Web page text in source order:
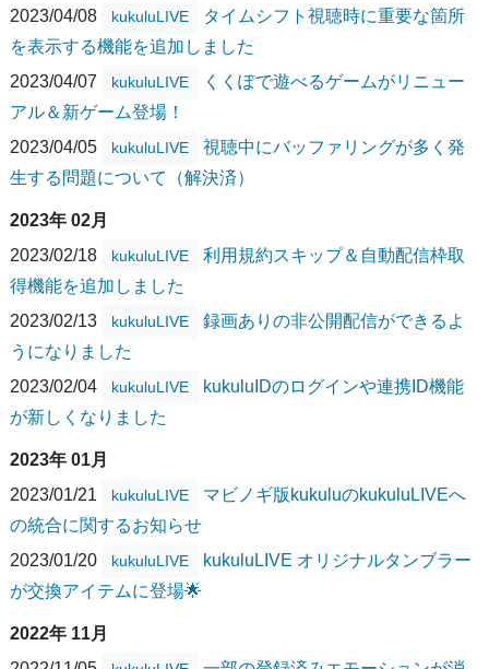
2023/04/08
kukuluLIVE
タイムシフト視聴時に重要な箇所
を表示する機能を追加しました
2023/04/07
kukuluLIVE
くくぽで遊べるゲームがリニュー
アル＆新ゲーム登場！
2023/04/05
kukuluLIVE
視聴中にバッファリングが多く発
生する問題について（解決済）
2023年 02月
2023/02/18
kukuluLIVE
利用規約スキップ＆自動配信枠取
得機能を追加しました
2023/02/13
kukuluLIVE
録画ありの非公開配信ができるよ
うになりました
2023/02/04
kukuluLIVE
kukuluIDのログインや連携ID機能
が新しくなりました
2023年 01月
2023/01/21
kukuluLIVE
マビノギ版kukuluのkukuluLIVEへ
の統合に関するお知らせ
2023/01/20
kukuluLIVE
kukuluLIVE オリジナルタンブラー
が交換アイテムに登場🌟
2022年 11月